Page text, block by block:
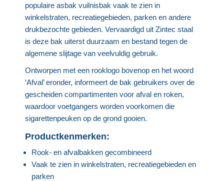
populaire asbak vuilnisbak vaak te zien in
winkelstraten, recreatiegebieden, parken en andere
drukbezochte gebieden. Vervaardigd uit Zintec staal
is deze bak uiterst duurzaam en bestand tegen de
algemene slijtage van veelvuldig gebruik.
Ontworpen met een rooklogo bovenop en het woord
‘Afval’ eronder, informeert de bak gebruikers over de
gescheiden compartimenten voor afval en roken,
waardoor voetgangers worden voorkomen die
sigarettenpeuken op de grond gooien.
Productkenmerken:
Rook- en afvalbakken gecombineerd
Vaak te zien in winkelstraten, recreatiegebieden en
parken